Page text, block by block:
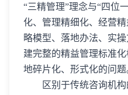
“三精管理”理念与“四位
化、管理精细化、经营
略模型、落地办法、实
建完整的精益管理标准
地碎片化、形式化的问题
区别于传统咨询机